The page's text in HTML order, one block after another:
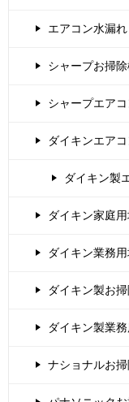
エアコン水漏
シャープお掃
シャープエア
ダイキンエア
ダイキン製
ダイキン家庭
ダイキン業務
ダイキン製お
ダイキン製業
ナショナルお